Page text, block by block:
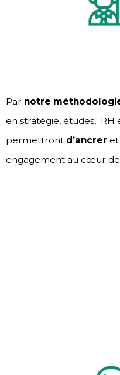
Par notre
en stratégie, études,
permettront d’ancrer et
engagement au cœur